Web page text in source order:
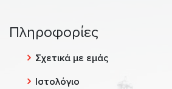
Πληροφορίες
Σχετικά με εμάς
Ιστολόγιο